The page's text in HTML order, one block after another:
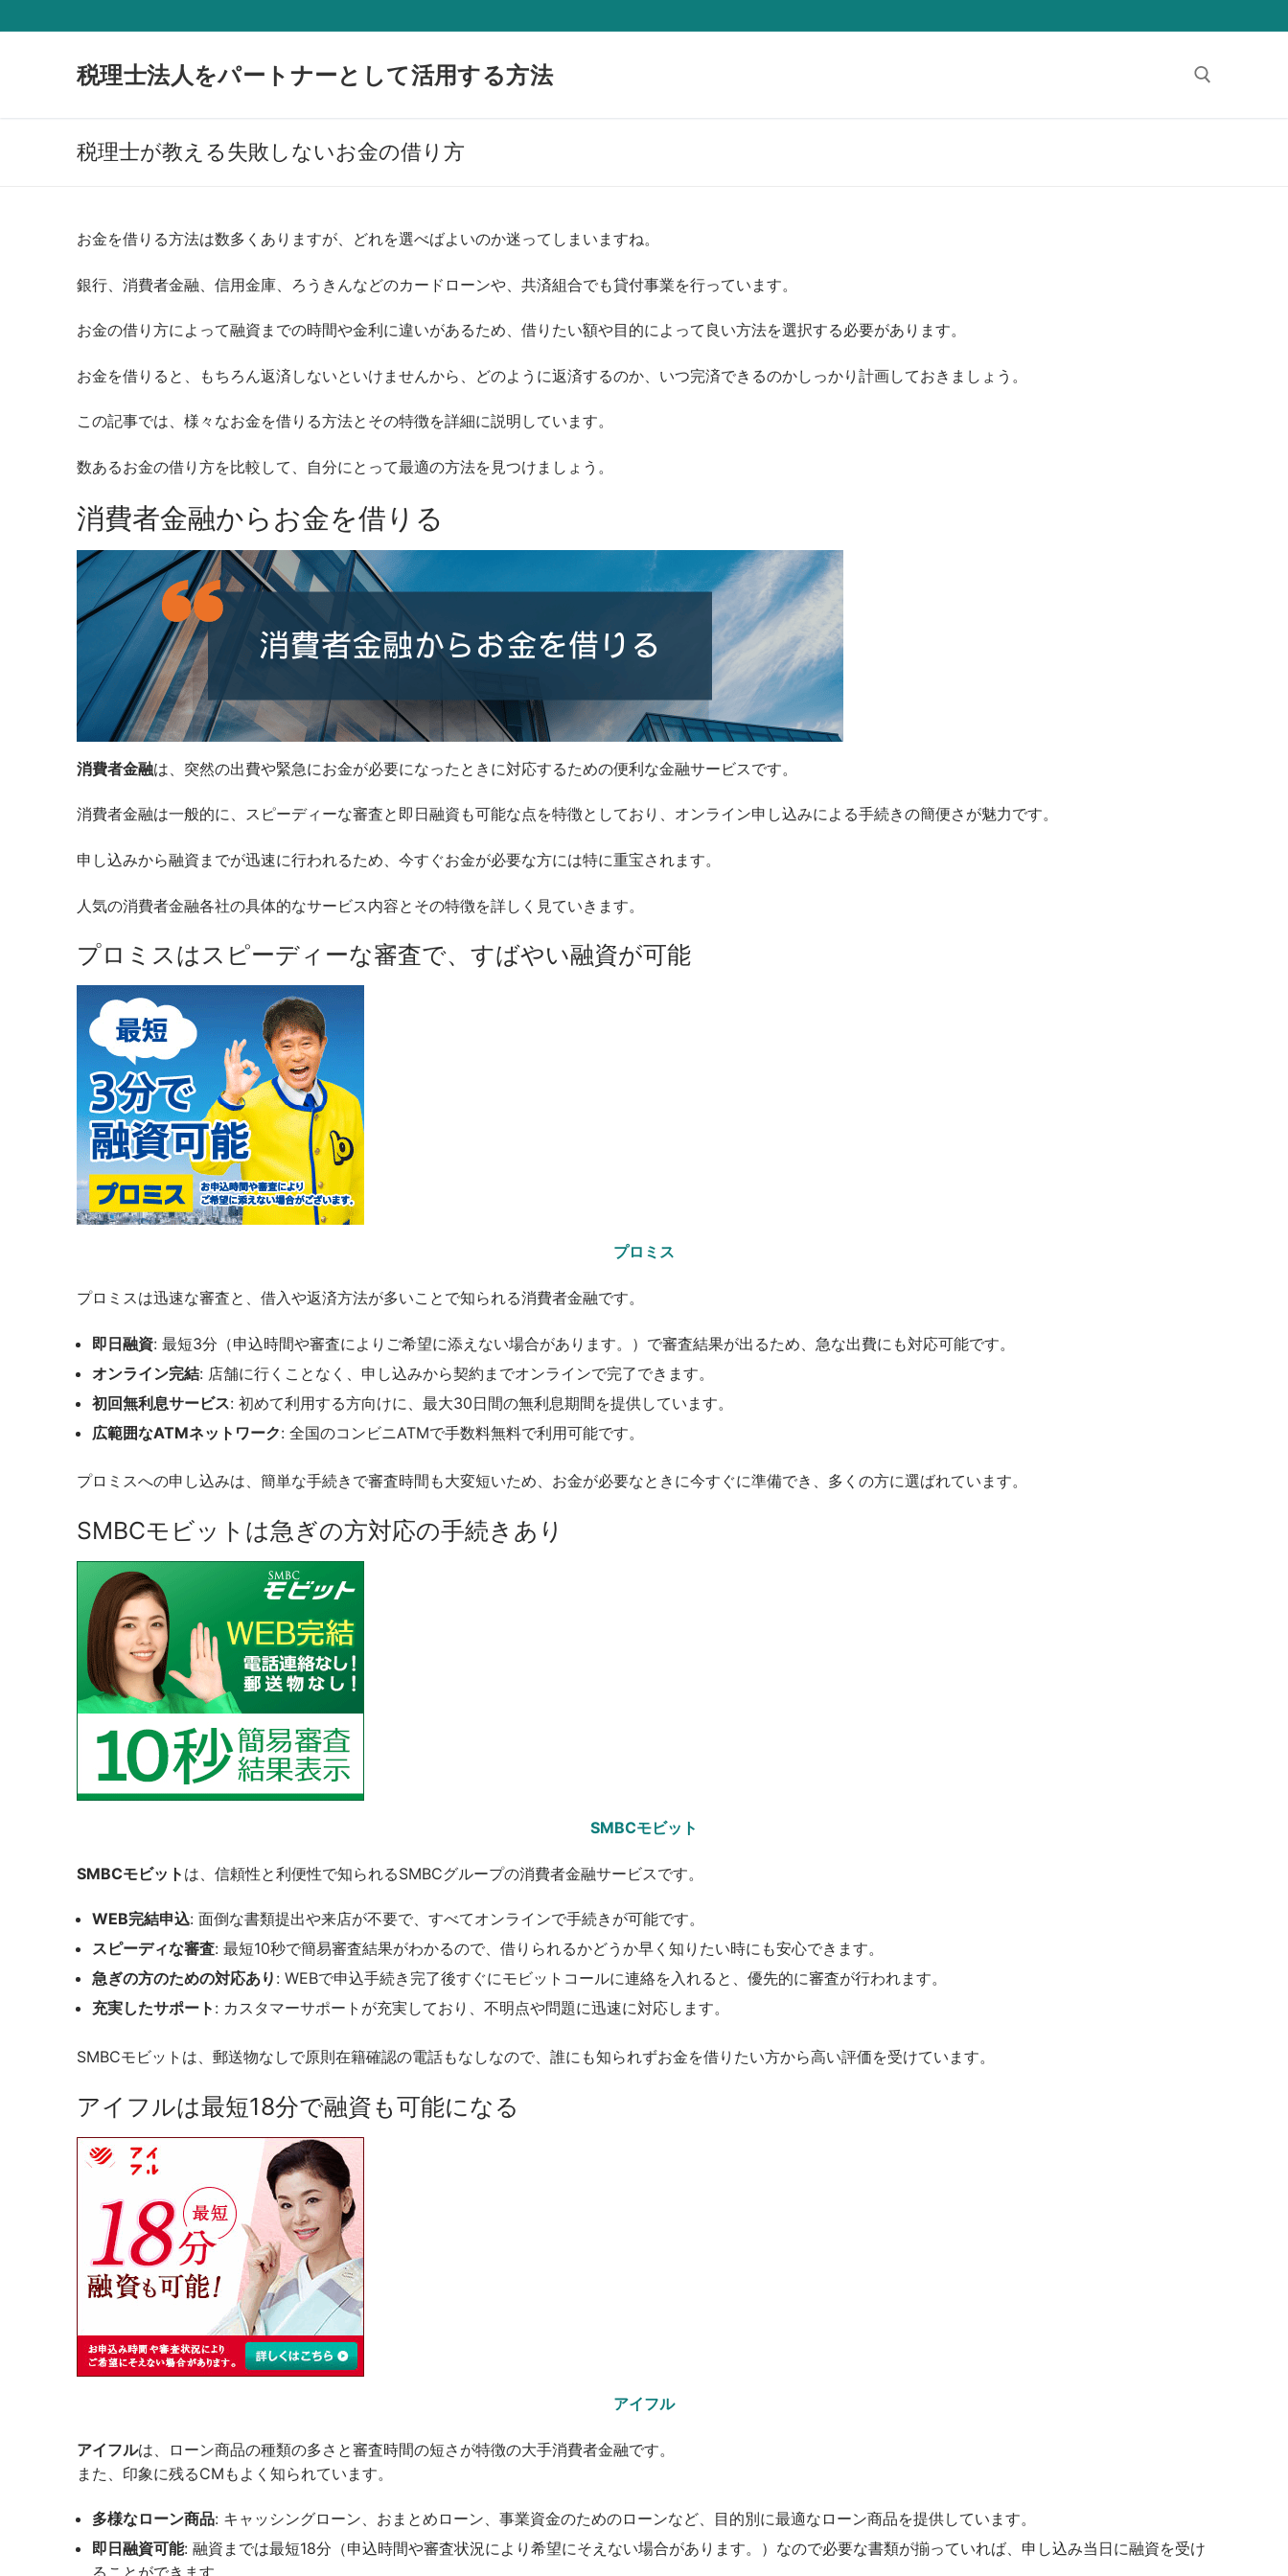
ン
税理士法人をパートナーとして活用する方法
税理士が教える失敗しないお金の借り方
お金を借りる方法は数多くありますが、どれを選べばよいのか迷ってしまいますね。
銀行、消費者金融、信用金庫、ろうきんなどのカードローンや、共済組合でも貸付事業を行っています。
お金の借り方によって融資までの時間や金利に違いがあるため、借りたい額や目的によって良い方法を選択する必要があります。
お金を借りると、もちろん返済しないといけませんから、どのように返済するのか、いつ完済できるのかしっかり計画しておきましょう。
この記事では、様々なお金を借りる方法とその特徴を詳細に説明しています。
数あるお金の借り方を比較して、自分にとって最適の方法を見つけましょう。
消費者金融からお金を借りる
消費者金融は、突然の出費や緊急にお金が必要になったときに対応するための便利な金融サービスです。
消費者金融は一般的に、スピーディーな審査と即日融資も可能な点を特徴としており、オンライン申し込みによる手続きの簡便さが魅力です。
申し込みから融資までが迅速に行われるため、今すぐお金が必要な方には特に重宝されます。
人気の消費者金融各社の具体的なサービス内容とその特徴を詳しく見ていきます。
プロミスはスピーディーな審査で、すばやい融資が可能
プロミス
プロミスは迅速な審査と、借入や返済方法が多いことで知られる消費者金融です。
即日融資: 最短3分（申込時間や審査によりご希望に添えない場合があります。）で審査結果が出るため、急な出費にも対応可能です。
オンライン完結: 店舗に行くことなく、申し込みから契約までオンラインで完了できます。
初回無利息サービス: 初めて利用する方向けに、最大30日間の無利息期間を提供しています。
広範囲なATMネットワーク: 全国のコンビニATMで手数料無料で利用可能です。
プロミスへの申し込みは、簡単な手続きで審査時間も大変短いため、お金が必要なときに今すぐに準備でき、多くの方に選ばれています。
SMBCモビットは急ぎの方対応の手続きあり
SMBCモビット
SMBCモビット は、信頼性と利便性で知られるSMBCグループの消費者金融サービスです。
WEB完結申込: 面倒な書類提出や来店が不要で、すべてオンラインで手続きが可能です。
スピーディな審査: 最短10秒で簡易審査結果がわかるので、借りられるかどうか早く知りたい時にも安心できます。
急ぎの方のための対応あり : WEBで申込手続き完了後すぐにモビットコールに連絡を入れると、優先的に審査が行われます。
充実したサポート : カスタマーサポートが充実しており、不明点や問題に迅速に対応します。
SMBCモビットは、郵送物なしで原則在籍確認の電話もなしなので、誰にも知られずお金を借りたい方から高い評価を受けています。
アイフルは最短18分で融資も可能になる
アイフル
アイフルは、ローン商品の種類の多さと審査時間の短さが特徴の大手消費者金融です。
また、印象に残るCMもよく知られています。
多様なローン商品: キャッシングローン、おまとめローン、事業資金のためのローンなど、目的別に最適なローン商品を提供しています。
即日融資可能: 融資までは最短18分（申込時間や審査状況により希望にそえない場合があります。）なので必要な書類が揃っていれば、申し込み当日に融資を受け